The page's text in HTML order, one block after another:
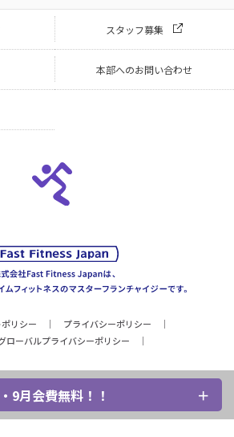
9月会費無料！！
スタッフ募集
本部へのお問い合わせ
リシー
プライバシーポリシー
ローバルプライバシーポリシー
Fitness Japan, Inc. All Rights Reserved.